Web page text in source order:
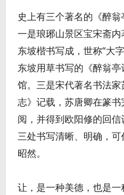
史上有三个著名的《醉翁
一是琅琊山景区宝宋斋
东坡楷书写成，世称“大
东坡用草书写的《醉翁
馆。三是宋代著名书法
志》记载，苏唐卿在篆
阅，并得到欧阳修的回信
三处书写清晰、明确，可
昭然。
让，是一种美德，也是